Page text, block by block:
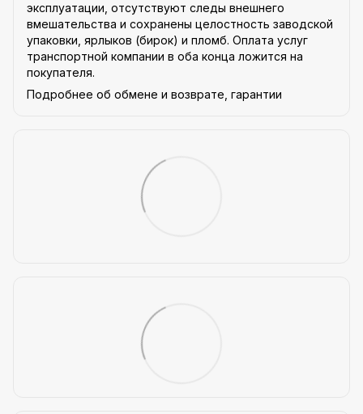
эксплуатации, отсутствуют следы внешнего
вмешательства и сохранены целостность заводской
упаковки, ярлыков (бирок) и пломб. Оплата услуг
транспортной компании в оба конца ложится на
покупателя.
Подробнее об обмене и возврате, гарантии